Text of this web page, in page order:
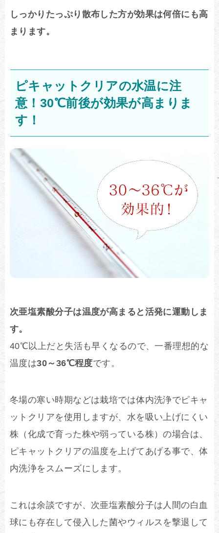
しっかりたっぷり散布した方が効果は何倍にも高
まります。
ピキャットクリアの水温に注
意！30℃前後が効果が高まりま
す！
次亜塩素酸分子は温度が高まると活発に運動しま
す。
40℃以上だと失活も早くなるので、一番理想的な
温度は30～36℃程度です。
冬場の寒い時期などは栽培では体内洗浄でピキャ
ットクリアを使用しますが、水を吸い上げにくい
株（化成で育った株や弱っている株）の場合は、
ピキャットクリアの温度を上げてあげる事で、体
内洗浄をスムーズにします。
これは余談ですが、次亜塩素酸分子は人間の白血
球にも存在して侵入した菌やウィルスを撃退して